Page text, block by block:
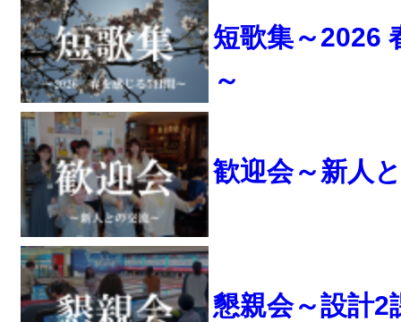
短歌集～2026
～
歓迎会～新人
懇親会～設計2